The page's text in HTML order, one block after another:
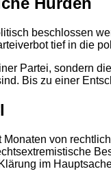
beschlossen
tief in die
Partei, sondern
Bis zu einer
von
im